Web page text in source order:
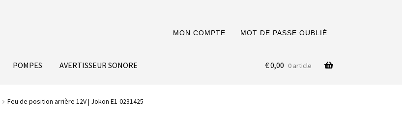
MON COMPTE MOT DE PASSE OUBLIÉ
POMPES AVERTISSEUR SONORE €0,00 0 article
Feu de position arrière 12V | Jokon E1-0231425